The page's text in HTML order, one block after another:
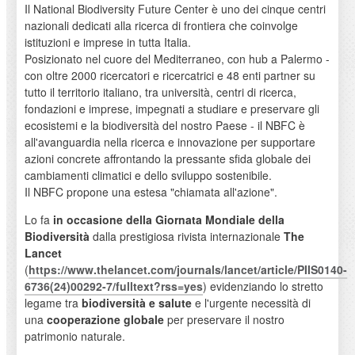
Il National Biodiversity Future Center è uno dei cinque centri
nazionali dedicati alla ricerca di frontiera che coinvolge
istituzioni e imprese in tutta Italia.
Posizionato nel cuore del Mediterraneo, con hub a Palermo -
con oltre 2000 ricercatori e ricercatrici e 48 enti partner su
tutto il territorio italiano, tra università, centri di ricerca,
fondazioni e imprese, impegnati a studiare e preservare gli
ecosistemi e la biodiversità del nostro Paese - il NBFC è
all'avanguardia nella ricerca e innovazione per supportare
azioni concrete affrontando la pressante sfida globale dei
cambiamenti climatici e dello sviluppo sostenibile.
Il NBFC propone una estesa "chiamata all'azione".
Lo fa in occasione della Giornata Mondiale della
Biodiversitàdalla prestigiosa rivista internazionale The
Lancet
(https://www.thelancet.com/journals/lancet/article/PIIS0140-
6736(24)00292-7/fulltext?rss=yes) evidenziando lo stretto
legame tra biodiversità e salutee l'urgente necessità di
una cooperazione globaleper preservare il nostro
patrimonio naturale.